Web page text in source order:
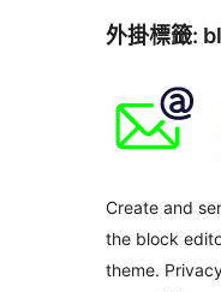
外掛標籤:
Create and
the block
theme.